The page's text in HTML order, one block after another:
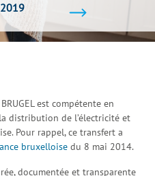
est compétente en
distribution de l’électricité et
Pour rappel, ce transfert a
bruxelloise du 8 mai 2014.
documentée et transparente